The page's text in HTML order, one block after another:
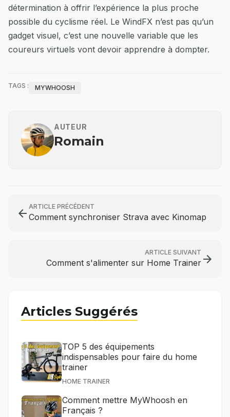
détermination à offrir l’expérience la plus proche
possible du cyclisme réel. Le WindFX n’est pas qu’un
gadget visuel, c’est une nouvelle variable que les
coureurs virtuels vont devoir apprendre à dompter.
TAGS : MYWHOOSH
AUTEUR
Romain
arrow_back ARTICLE PRÉCÉDENT
Comment synchroniser Strava avec Kinomap
ARTICLE SUIVANT
Comment s'alimenter sur Home Trainer arrow_forward
Articles Suggérés
TOP 5 des équipements
indispensables pour faire du home
trainer
HOME TRAINER
Comment mettre MyWhoosh en
Français ?